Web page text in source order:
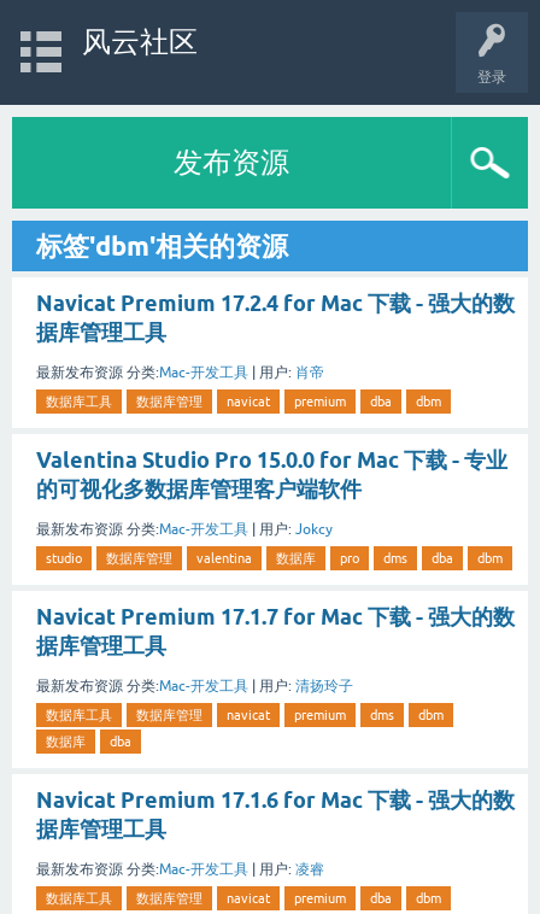
登录
风云社区
发布资源
标签'dbm'相关的资源
Navicat Premium 17.2.4 for Mac 下载 - 强大的数
据库管理工具
最新发布资源 分类:Mac-开发工具 用户: 肖帝
数据库工具 数据库管理 navicat premium dba dbm
Valentina Studio Pro 15.0.0 for Mac 下载 - 专业
的可视化多数据库管理客户端软件
最新发布资源 分类:Mac-开发工具 用户: Jokcy
studio 数据库管理 valentina 数据库 pro dms dba dbm
Navicat Premium 17.1.7 for Mac 下载 - 强大的数
据库管理工具
最新发布资源 分类:Mac-开发工具 用户: 清扬玲子
数据库工具 数据库管理 navicat premium dms
dbm
数据库
dba
Navicat Premium 17.1.6 for Mac 下载 - 强大的数
据库管理工具
最新发布资源 分类:Mac-开发工具 | 用户: 凌睿
数据库工具 数据库管理 navicat premium dba dbm